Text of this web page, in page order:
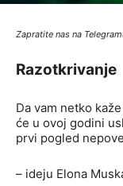
Zapratite nas na
Razotkrivanje
Da vam netko
će u ovoj godini
prvi pogled
– ideju Elona